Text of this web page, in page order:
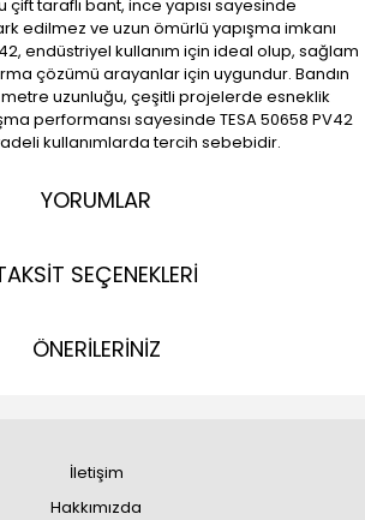
taraflı bant, ince yapısı sayesinde
edilmez ve uzun ömürlü yapışma imkanı
endüstriyel kullanım için ideal olup, sağlam
çözümü arayanlar için uygundur. Bandın
uzunluğu, çeşitli projelerde esneklik
performansı sayesinde TESA 50658 PV42
kullanımlarda tercih sebebidir.
YORUMLAR
SEÇENEKLERİ
ÖNERİLERİNİZ
İletişim
Hakkımızda